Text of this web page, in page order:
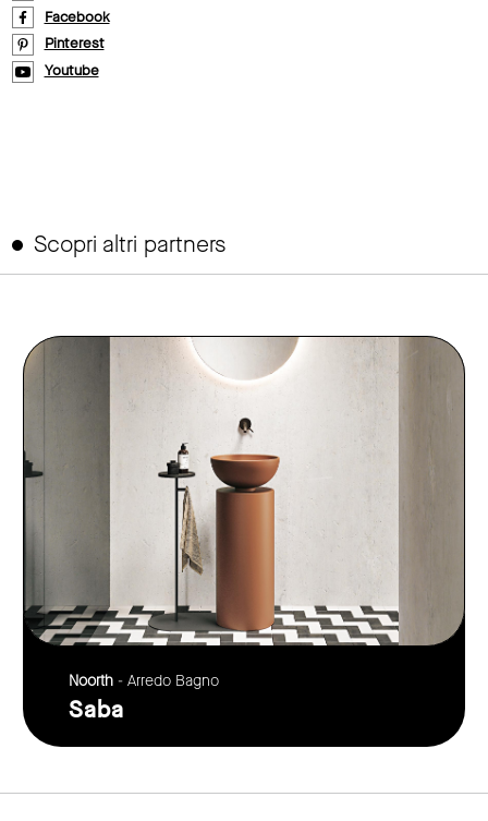
Facebook
Pinterest
Youtube
Scopri altri partners
Noorth - Arredo Bagno
Saba
link to page